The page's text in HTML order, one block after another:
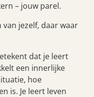
– jouw parel.
jezelf, daar waar
dat je leert
een innerlijke
hoe
is. Je leert leven